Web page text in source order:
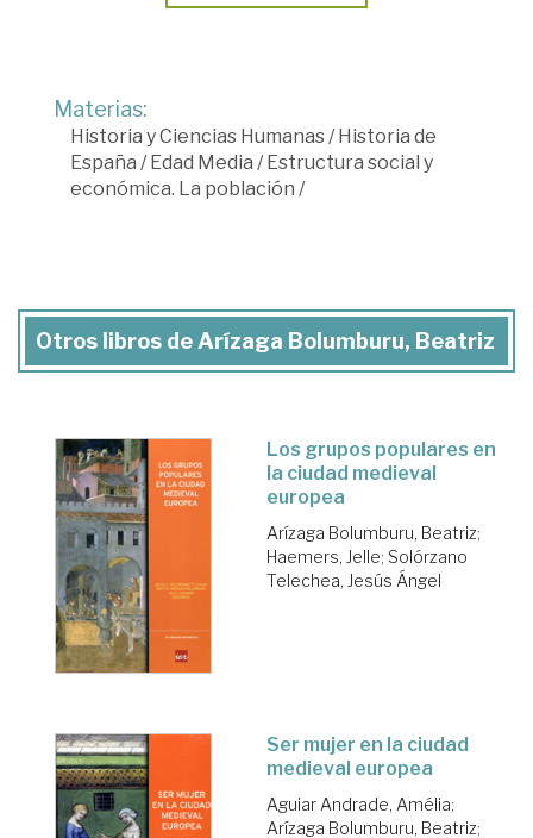
Materias:
Historia y Ciencias Humanas/Historia de
España /Edad Media /Estructura social y
económica. La población /
Otros libros de Arízaga Bolumburu, Beatriz
Los grupos populares en
la ciudad medieval
europea
Arízaga Bolumburu, Beatriz;
Haemers, Jelle; Solórzano
Telechea, Jesús Ángel
Ser mujer en la ciudad
medieval europea
Aguiar Andrade, Amélia;
Arízaga Bolumburu, Beatriz;